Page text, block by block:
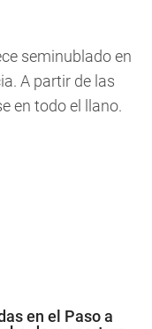
seminublado en
A partir de las
en todo el llano.
en el Paso a